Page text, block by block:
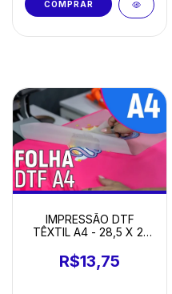
IMPRESSÃO DTF
TÊXTIL A4 - 28,5 X 21
R$13,75